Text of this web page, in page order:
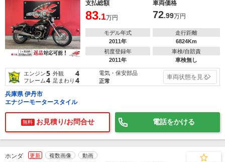
支払総額 車両価格
83.1万円 72.99万円
モデル年式
2011年
走行距離
6824Km
初度登録年
2011年
車検/自賠責
車検無し
エンジン5 外観 4
フレーム4 足まわり 4
電気・保安部品
正常
車両状態を見る
兵庫県 伊丹市
エナジーモータースタイル
無料 お見積り/お問合せ 電話をかける
ホンダ 更新 複数画像 動画